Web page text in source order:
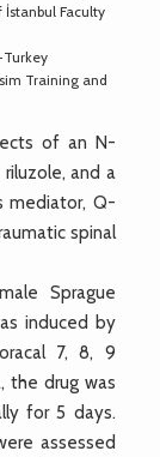
Faculty
Turkey
Training and
of an N-
and a
mediator, Q-
spinal
Sprague
induced by
7, 8, 9
the drug was
for 5 days.
assessed